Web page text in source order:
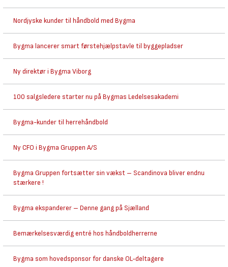
Nordjyske kunder til håndbold med Bygma
Bygma lancerer smart førstehjælpstavle til byggepladser
Ny direktør i Bygma Viborg
100 salgsledere starter nu på Bygmas Ledelsesakademi
Bygma-kunder til herrehåndbold
Ny CFO i Bygma Gruppen A/S
Bygma Gruppen fortsætter sin vækst – Scandinova bliver endnu
stærkere !
Bygma ekspanderer – Denne gang på Sjælland
Bemærkelsesværdig entré hos håndboldherrerne
Bygma som hovedsponsor for danske OL-deltagere